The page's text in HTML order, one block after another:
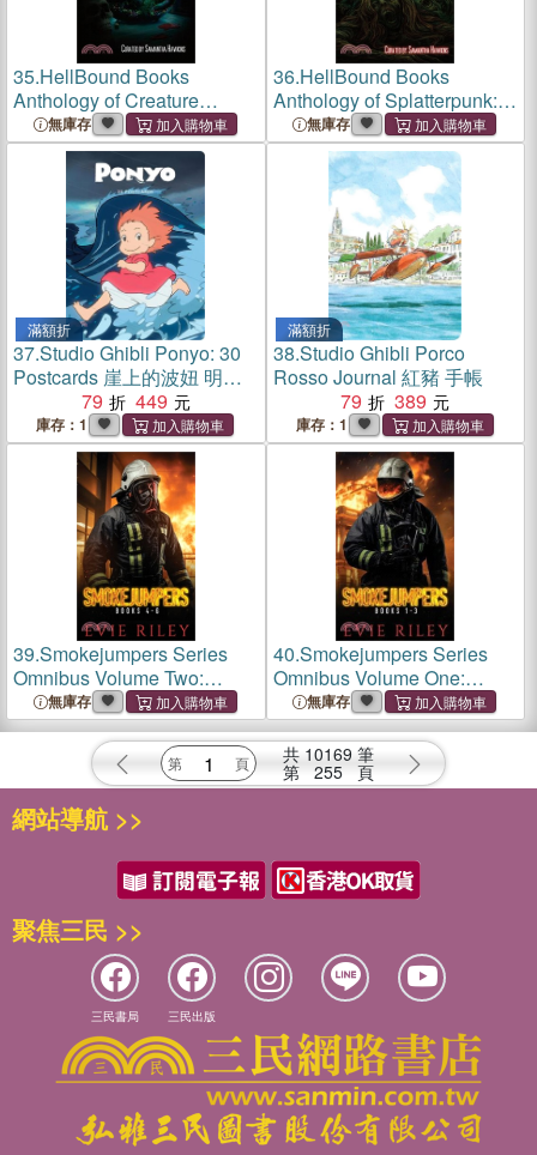
35.HellBound Books
Anthology of Creature
Features
無庫存
36.HellBound Books
Anthology of Splatterpunk:
Volume 2
無庫存
滿額折
37.Studio Ghibli Ponyo: 30
Postcards 崖上的波妞 明信
79 449
庫存：1
滿額折
38.Studio Ghibli Porco
Rosso Journal 紅豬 手帳
79
389
庫存：1
39.Smokejumpers Series
Omnibus Volume Two:
Books 4-6
無庫存
40.Smokejumpers Series
Omnibus Volume One:
Books 1-3
無庫存
共 10169 筆
第 255 頁
網站導航 >>
聚焦三民 >>
三民書局 三民出版